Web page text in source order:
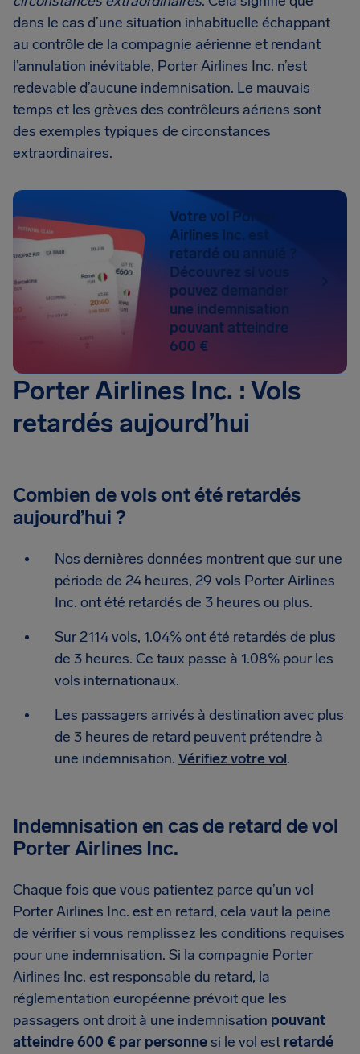
dans le cas d’une situation inhabituelle échappant
au contrôle de la compagnie aérienne et rendant
l’annulation inévitable, Porter Airlines Inc. n’est
redevable d’aucune indemnisation. Le mauvais
temps et les grèves des contrôleurs aériens sont
des exemples typiques de circonstances
extraordinaires.
Votre vol Porter
Airlines Inc. est
retardé ou annulé ?
Découvrez si vous
pouvez demander
une indemnisation
pouvant atteindre
600 €
Porter Airlines Inc. : Vols
retardés aujourd’hui
Combien de vols ont été retardés
aujourd’hui ?
Nos dernières données montrent que sur une
période de 24 heures, 29 vols Porter Airlines
Inc. ont été retardés de 3 heures ou plus.
Sur 2114 vols, 1.04% ont été retardés de plus
de 3 heures. Ce taux passe à 1.08% pour les
vols internationaux.
Les passagers arrivés à destination avec plus
de 3 heures de retard peuvent prétendre à
une indemnisation. Vérifiez votre vol.
Indemnisation en cas de retard de vol
Porter Airlines Inc.
Chaque fois que vous patientez parce qu’un vol
Porter Airlines Inc. est en retard, cela vaut la peine
de vérifier si vous remplissez les conditions requises
pour une indemnisation. Si la compagnie Porter
Airlines Inc. est responsable du retard, la
réglementation européenne prévoit que les
passagers ont droit à une indemnisation pouvant
atteindre 600 € par personnesi le vol est retardé